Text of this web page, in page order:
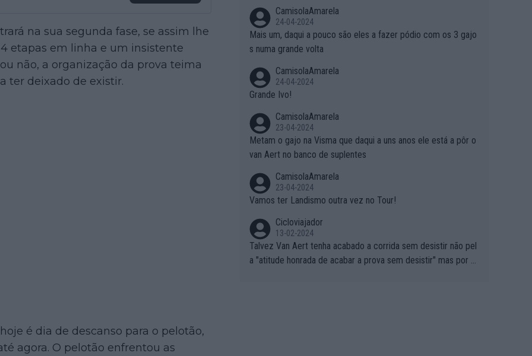
na sua segunda fase, se assim lhe
etapas em linha e um insistente
não, a organização da prova teima
ter deixado de existir.
é dia de descanso para o pelotão,
agora. O pelotão enfrentou as
entende... Mas penalizar os atletas retirando-lhes pontos??? Is
to é roubar na secretaria o que os atletas conquistam na estra
da!
CamisolaAmarela
24-04-2024
Mais um, daqui a pouco são eles a fazer pódio com os 3 gajo
s numa grande volta
CamisolaAmarela
24-04-2024
Grande Ivo!
CamisolaAmarela
23-04-2024
Metam o gajo na Visma que daqui a uns anos ele está a pôr o
van Aert no banco de suplentes
CamisolaAmarela
23-04-2024
Vamos ter Landismo outra vez no Tour!
Cicloviajador
13-02-2024
Talvez Van Aert tenha acabado a corrida sem desistir não pel
a "atitude honrada de acabar a prova sem desistir" mas por ou